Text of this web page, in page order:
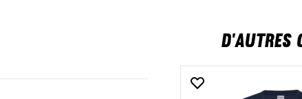
D'AUTRES